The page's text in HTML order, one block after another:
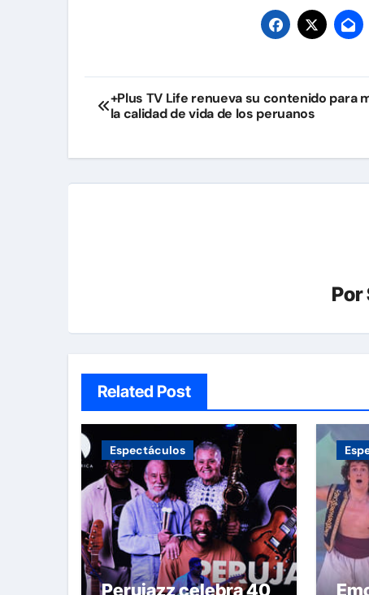
Navegación
de
entradas
+Plus TV Life renueva su contenido para
la calidad de vida de los peruanos
Por
Related Post
Espectáculos
Perujazz celebra 40